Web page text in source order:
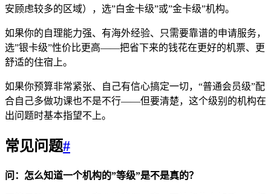
安顾虑较多的区域），选”白金卡级”或”金卡级”机构。
如果你的自理能力强、有海外经验、只需要靠谱的申请服务，
选”银卡级”性价比更高——把省下来的钱花在更好的机票、更
舒适的住宿上。
如果你预算非常紧张、自己有信心搞定一切，“普通会员级”配
合自己多做功课也不是不行——但要清楚，这个级别的机构在
出问题时基本指望不上。
常见问题#
问：怎么知道一个机构的”等级”是不是真的？